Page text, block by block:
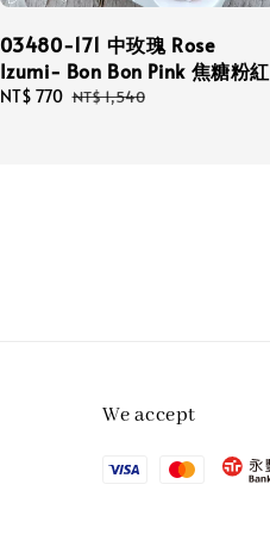
03480-171 中玫瑰 Rose
Izumi- Bon Bon Pink 焦糖粉紅
Sale
NT$ 770 Regular
NT$ 1,540
We accept